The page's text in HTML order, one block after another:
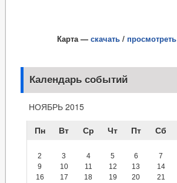
Карта — скачать / просмотреть
Календарь событий
НОЯБРЬ 2015
Пн
Вт Ср Чт Пт Сб
2
3 4 5 6 7
9
10 11 12 13 14
16
17 18 19 20 21